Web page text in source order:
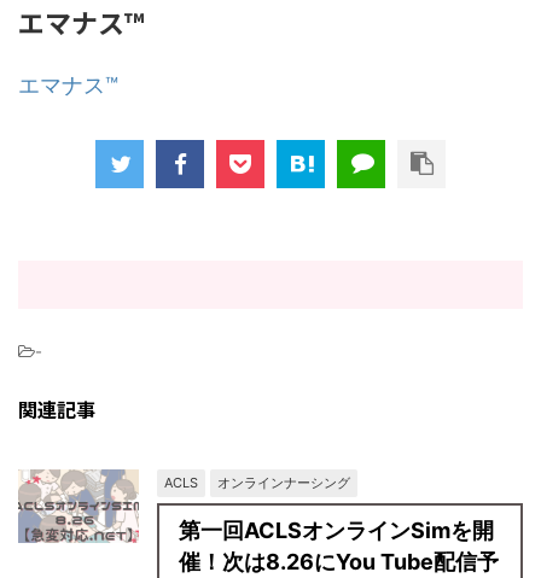
エマナス™
エマナス™
-
関連記事
ACLS オンラインナーシング
第一回ACLSオンラインSimを開
催！次は8.26にYou Tube配信予